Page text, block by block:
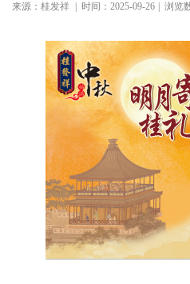
来源：桂发祥 时间：2025-09-26 浏览